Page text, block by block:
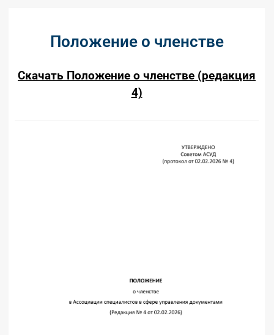
Положение о членстве
Скачать Положение о членстве (редакция
4)